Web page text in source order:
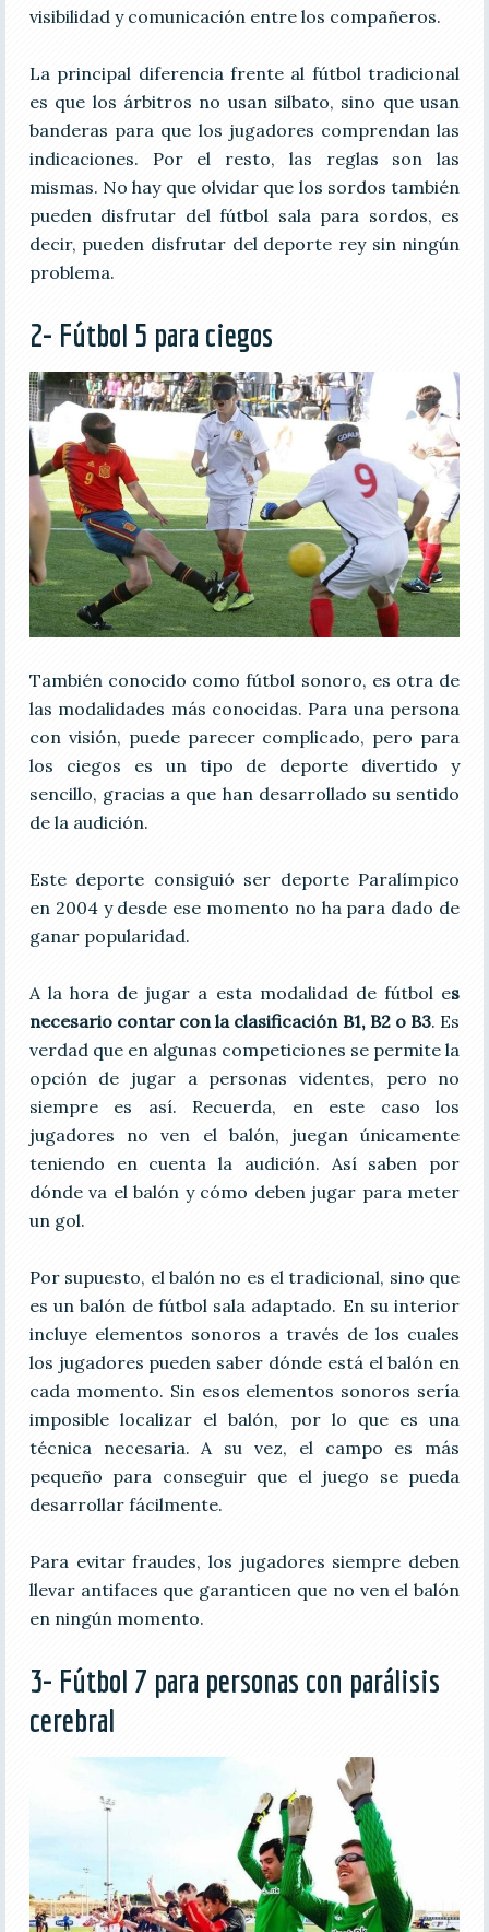
visibilidad y comunicación entre los compañeros.
La principal diferencia frente al fútbol tradicional
es que los árbitros no usan silbato, sino que usan
banderas para que los jugadores comprendan las
indicaciones. Por el resto, las reglas son las
mismas. No hay que olvidar que los sordos también
pueden disfrutar del fútbol sala para sordos, es
decir, pueden disfrutar del deporte rey sin ningún
problema.
2- Fútbol 5 para ciegos
También conocido como fútbol sonoro, es otra de
las modalidades más conocidas. Para una persona
con visión, puede parecer complicado, pero para
los ciegos es un tipo de deporte divertido y
sencillo, gracias a que han desarrollado su sentido
de la audición.
Este deporte consiguió ser deporte Paralímpico
en 2004 y desde ese momento no ha para dado de
ganar popularidad.
A la hora de jugar a esta modalidad de fútbol es
necesario contar con la clasificación B1, B2 o B3. Es
verdad que en algunas competiciones se permite la
opción de jugar a personas videntes, pero no
siempre es así. Recuerda, en este caso los
jugadores no ven el balón, juegan únicamente
teniendo en cuenta la audición. Así saben por
dónde va el balón y cómo deben jugar para meter
un gol.
Por supuesto, el balón no es el tradicional, sino que
es un balón de fútbol sala adaptado. En su interior
incluye elementos sonoros a través de los cuales
los jugadores pueden saber dónde está el balón en
cada momento. Sin esos elementos sonoros sería
imposible localizar el balón, por lo que es una
técnica necesaria. A su vez, el campo es más
pequeño para conseguir que el juego se pueda
desarrollar fácilmente.
Para evitar fraudes, los jugadores siempre deben
llevar antifaces que garanticen que no ven el balón
en ningún momento.
3- Fútbol 7 para personas con parálisis
cerebral